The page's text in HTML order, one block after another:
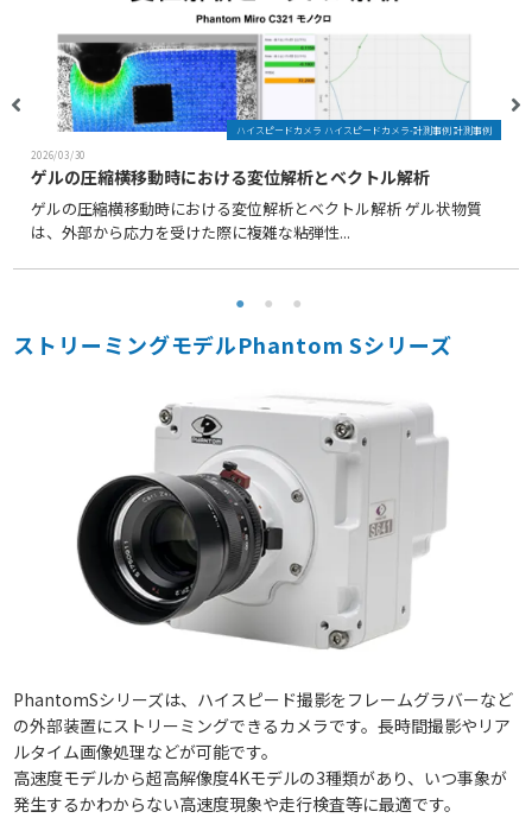
2026/03/30
ゲルの圧縮横移動時における変位解析とベクトル解析
ゲルの圧縮横移動時における変位解析とベクトル解析 ゲル状物質
は、外部から応力を受けた際に複雑な粘弾性...
ハイスピードカメラ ハイスピードカメラ-計測事例 計測事例
ストリーミングモデルPhantom Sシリーズ
PhantomSシリーズは、ハイスピード撮影をフレームグラバーなど
の外部装置にストリーミングできるカメラです。長時間撮影やリア
ルタイム画像処理などが可能です。
高速度モデルから超高解像度4Kモデルの3種類があり、いつ事象が
発生するかわからない高速度現象や走行検査等に最適です。